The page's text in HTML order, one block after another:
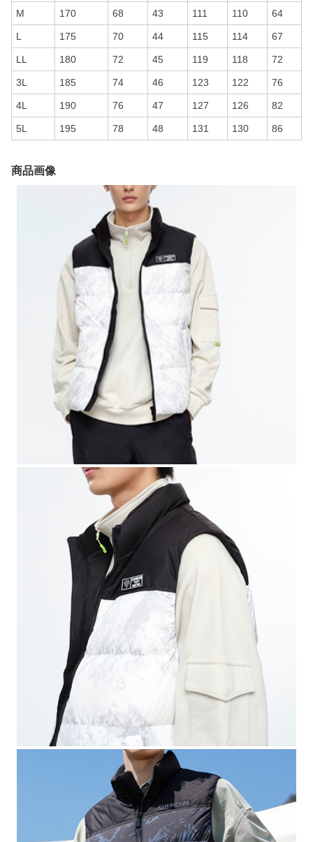
M 170 68 43 111 110 64
L 175 70 44 115 114 67
LL 180 72 45 119 118 72
3L 185 74 46 123 122 76
4L 190 76 47 127 126 82
5L 195 78 48 131 130 86
商品画像